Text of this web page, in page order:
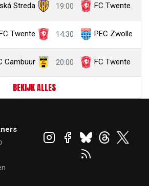
Streda 19:00 FC Twente
Twente 14:30 PEC Zwolle
Cambuur 20:00 FC Twente
BEKIJK ALLES